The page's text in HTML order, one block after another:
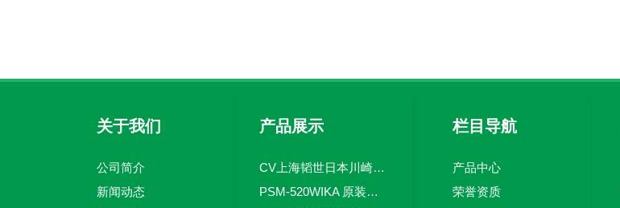
关于我们
公司简介
新闻动态
产品展示
CV上海韬世日本川崎KAWAKI坚固止回阀
PSM-520WIKA 原装威卡压力开关
栏目导航
产品中心
荣誉资质